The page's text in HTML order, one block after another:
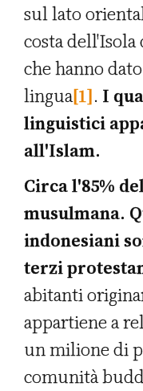
sul lato
costa
che hanno
lingua[1]. I
linguistici
all'Islam.
Circa l'85%
musulmana.
indonesiani
terzi
abitanti
appartiene a
un milione di
comunità